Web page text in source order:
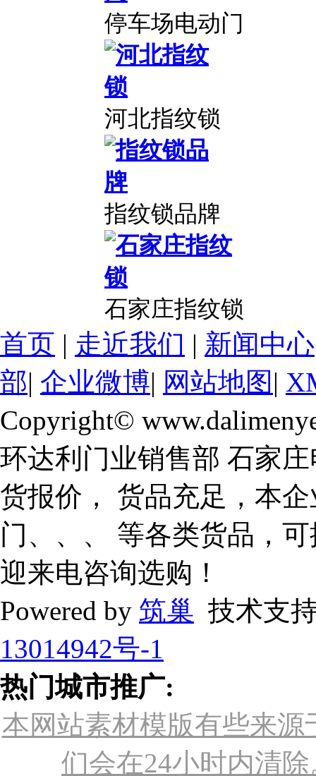
停车场电动门
河北指纹锁
指纹锁品牌
石家庄指纹锁
首页 | 走近我们 | 新闻中心
部| 企业微博| 网站地图 |
Copyright©
环达利门业销售部 石家
货报价， 货品充足，本
门、、、 等各类货品，
迎来电咨询选购！
Powered by 筑巢 技术支
13014942号-1
热门城市推广:
本网站素材模版有些来
们会在24小时内清